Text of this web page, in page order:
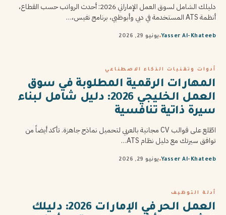
دليلك الشامل لسوق العمل الإماراتي 2026: أحدث الرواتب حسب القطاع،
أنظمة ATS المستخدمة في دبي وأبوظبي، برنامج نفيس،…
Yasser Al-Khateeb يونيو 29, 2026
أدوات وتقنيات الذكاء الاصطناعي
المهارات الرقمية المطلوبة في سوق
العمل الخليجي 2026: دليل شامل لبناء
سيرة ذاتية تنافسية
اطّلع على قوالب CV مجانية بالعربي لتحميل نماذج جاهزة. تأكد أيضاً من
توافق سيرتك مع دليل نظام ATS…
Yasser Al-Khateeb يونيو 29, 2026
أدلة التوظيف
العمل الحر في الإمارات 2026: دليلك